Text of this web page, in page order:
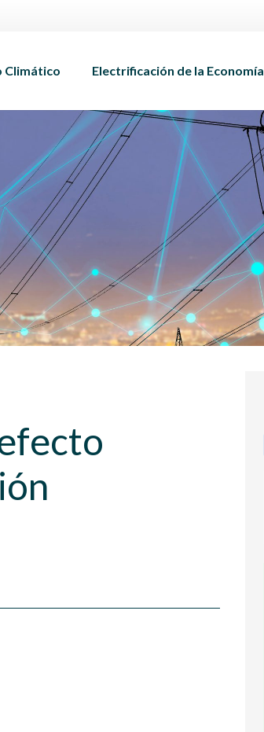
Climático Electrificación de la Economía